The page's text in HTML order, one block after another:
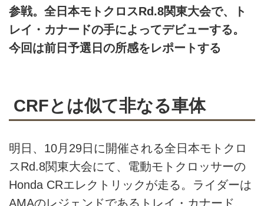
参戦。全日本モトクロスRd.8関東大会で、ト
レイ・カナードの手によってデビューする。
今回は前日予選日の所感をレポートする
CRFとは似て非なる車体
明日、10月29日に開催される全日本モトクロ
スRd.8関東大会にて、電動モトクロッサーの
Honda CRエレクトリックが走る。ライダーは
AMAのレジェンドであるトレイ・カナード、